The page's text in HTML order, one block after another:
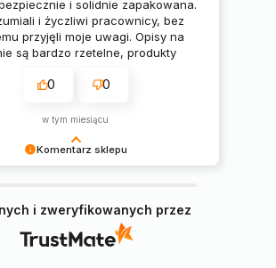
Komentarz sklepu
Pani oczekiwania 😊
i solidnie zapakowana.
i życzliwi pracownicy, bez
przyjęli moje uwagi. Opisy na
są bardzo rzetelne, produkty
0 0
w tym miesiącu
i zweryfikowanych przez